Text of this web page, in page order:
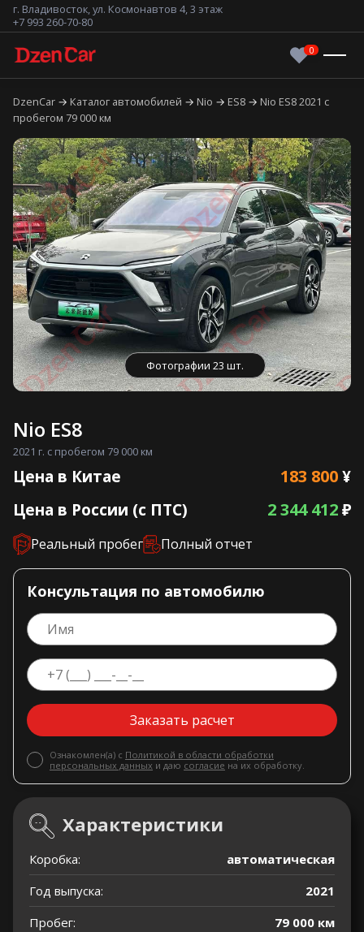
г. Владивосток, ул. Космонавтов 4, 3 этаж
+7 993 260-70-80
DzenCar Каталог автомобилей Nio ES8
Nio ES8 2021 с
пробегом 79 000 км
Фотографии 23 шт.
Nio ES8
2021 г. с пробегом 79 000 км
Цена в Китае 183 800¥
Цена в России (с ПТС)
2 344 412₽
Реальный пробег Полный отчет
Консультация по автомобилю
Заказать расчет
Ознакомлен(а) с Политикой в области обработки
персональных данных и даю согласие на их обработку.
Характеристики
Коробка:
автоматическая
Год выпуска:
2021
Пробег:
79 000 км